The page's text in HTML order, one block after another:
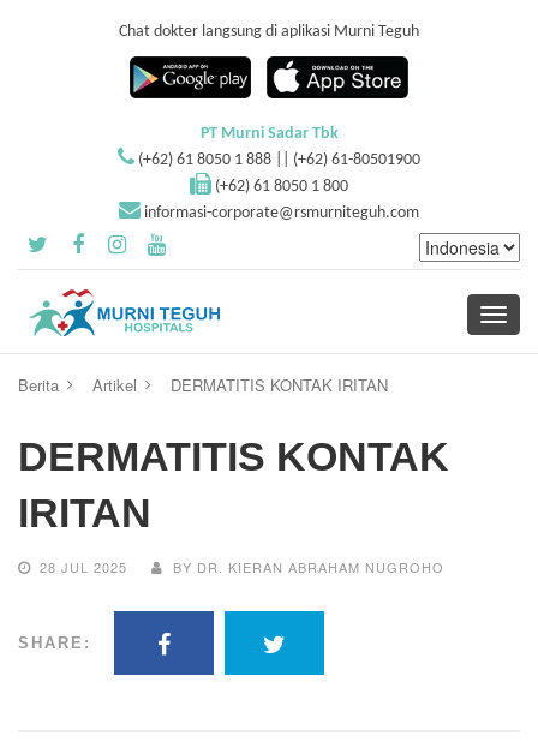
Chat dokter langsung di aplikasi Murni Teguh
PT Murni Sadar Tbk
(+62) 61 8050 1 888 || (+62) 61-80501900
(+62) 61 8050 1 800
informasi-corporate@rsmurniteguh.com
Toggle
Berita Artikel DERMATITIS KONTAK IRITAN
DERMATITIS KONTAK
IRITAN
28 JUL 2025 BY DR. KIERAN ABRAHAM NUGROHO
SHARE: